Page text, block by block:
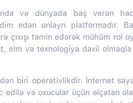
və dünyada baş verən
edən onlayn platformadır.
təmin edərək mühüm rol
elm və texnologiya daxil
biri operativlikdir. İnternet
və oxucular üçün əlçatan